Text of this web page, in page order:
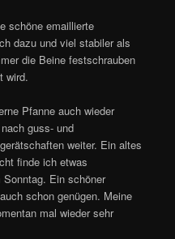
schöne emaillierte
dazu und viel stabiler als
die Beine festschrauben
wird.
Pfanne auch wieder
guss- und
weiter. Ein altes
finde ich etwas
Ein schöner
schon genügen. Meine
mal wieder sehr